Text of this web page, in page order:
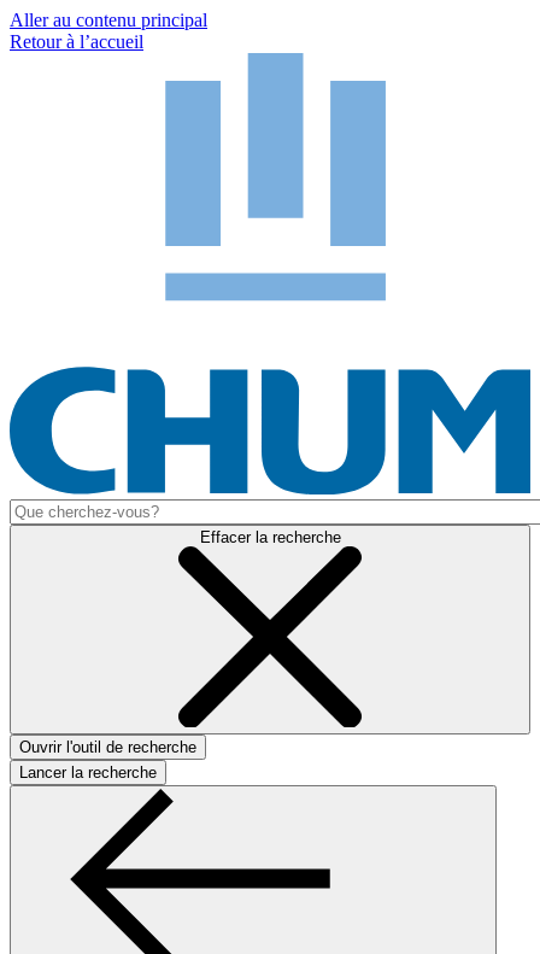
Aller au contenu principal
Retour à l’accueil
Effacer la recherche
Ouvrir l'outil de recherche
Lancer la recherche